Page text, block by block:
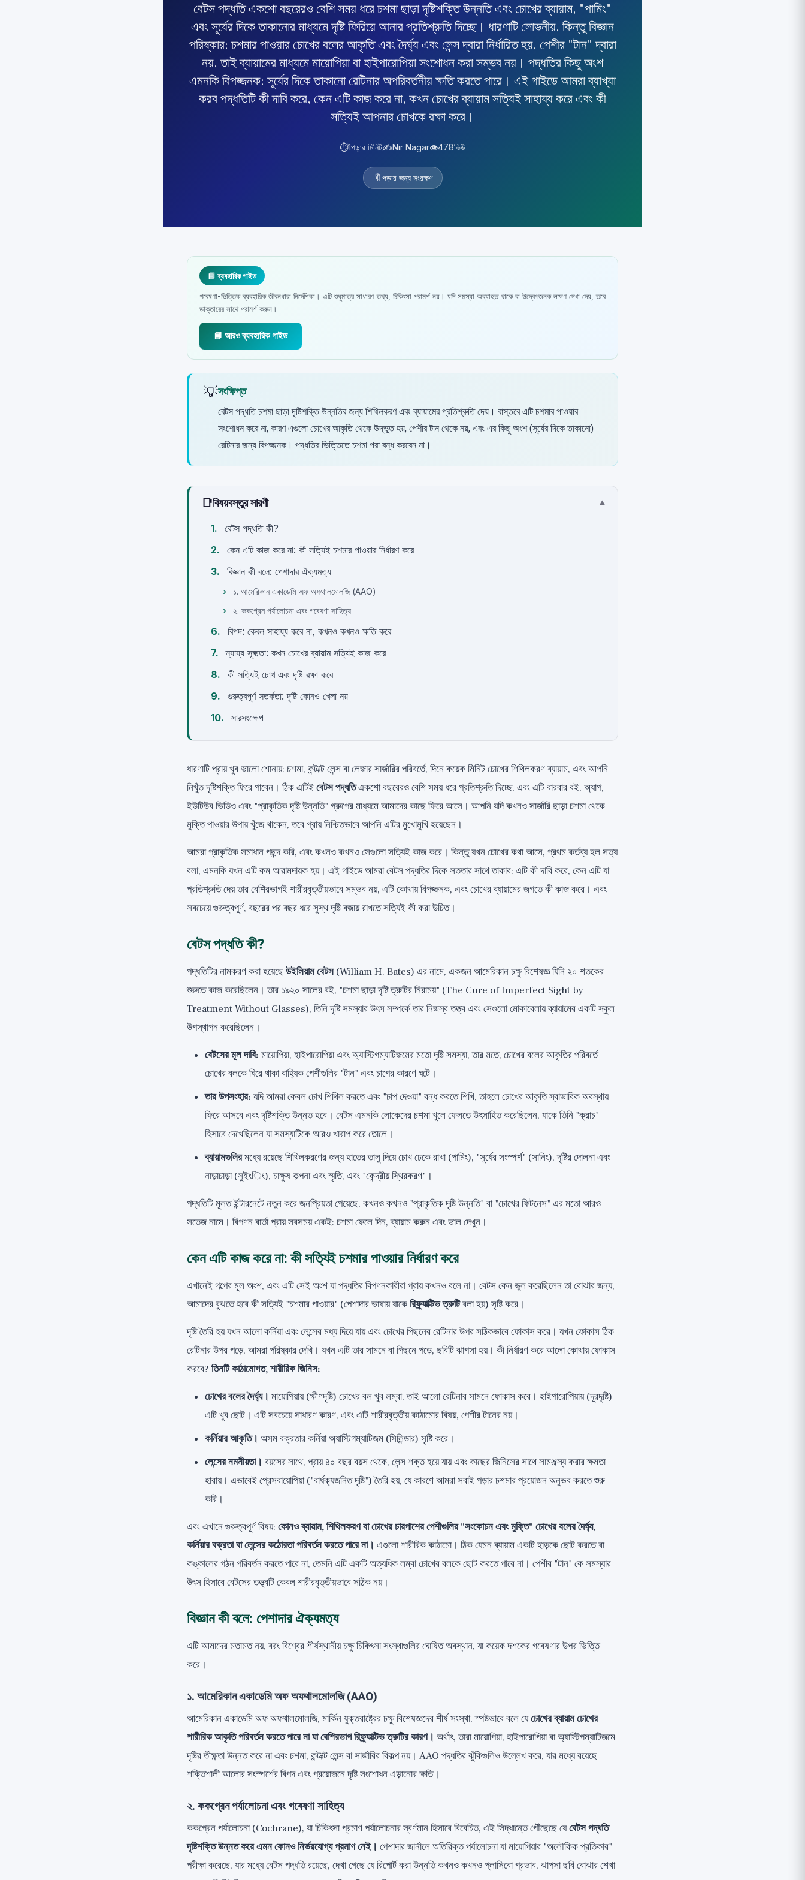
বেটস পদ্ধতি একশো বছরেরও বেশি সময় ধরে চশমা ছাড়া দৃষ্টিশক্তি উন্নতি এবং চোখের ব্যায়াম, "পামিং"
এবং সূর্যের দিকে তাকানোর মাধ্যমে দৃষ্টি ফিরিয়ে আনার প্রতিশ্রুতি দিচ্ছে। ধারণাটি লোভনীয়, কিন্তু বিজ্ঞান
পরিষ্কার: চশমার পাওয়ার চোখের বলের আকৃতি এবং দৈর্ঘ্য এবং লেন্স দ্বারা নির্ধারিত হয়, পেশীর "টান" দ্বারা
নয়, তাই ব্যায়ামের মাধ্যমে মায়োপিয়া বা হাইপারোপিয়া সংশোধন করা সম্ভব নয়। পদ্ধতির কিছু অংশ
এমনকি বিপজ্জনক: সূর্যের দিকে তাকানো রেটিনার অপরিবর্তনীয় ক্ষতি করতে পারে। এই গাইডে আমরা ব্যাখ্যা
করব পদ্ধতিটি কী দাবি করে, কেন এটি কাজ করে না, কখন চোখের ব্যায়াম সত্যিই সাহায্য করে এবং কী
সত্যিই আপনার চোখকে রক্ষা করে।
⏱️1পড়ার মিনিট✍️Nir Nagar👁️478ভিউ
🔖পড়ার জন্য সংরক্ষণ
📘 ব্যবহারিক গাইড
গবেষণা-ভিত্তিক ব্যবহারিক জীবনধারা নির্দেশিকা। এটি শুধুমাত্র সাধারণ তথ্য, চিকিৎসা পরামর্শ নয়। যদি সমস্যা অব্যাহত থাকে বা উদ্বেগজনক লক্ষণ দেখা দেয়, তবে
ডাক্তারের সাথে পরামর্শ করুন।
📘 আরও ব্যবহারিক গাইড
💡সংক্ষিপ্ত
বেটস পদ্ধতি চশমা ছাড়া দৃষ্টিশক্তি উন্নতির জন্য শিথিলকরণ এবং ব্যায়ামের প্রতিশ্রুতি দেয়। বাস্তবে এটি চশমার পাওয়ার
সংশোধন করে না, কারণ এগুলো চোখের আকৃতি থেকে উদ্ভূত হয়, পেশীর টান থেকে নয়, এবং এর কিছু অংশ (সূর্যের দিকে তাকানো)
রেটিনার জন্য বিপজ্জনক। পদ্ধতির ভিত্তিতে চশমা পরা বন্ধ করবেন না।
📑বিষয়বস্তুর সারণী ▾
বেটস পদ্ধতি কী?
কেন এটি কাজ করে না: কী সত্যিই চশমার পাওয়ার নির্ধারণ করে
বিজ্ঞান কী বলে: পেশাদার ঐক্যমত্য
১. আমেরিকান একাডেমি অফ অফথালমোলজি (AAO)
২. ককগ্রেন পর্যালোচনা এবং গবেষণা সাহিত্য
বিপদ: কেবল সাহায্য করে না, কখনও কখনও ক্ষতি করে
ন্যায্য সূক্ষ্মতা: কখন চোখের ব্যায়াম সত্যিই কাজ করে
কী সত্যিই চোখ এবং দৃষ্টি রক্ষা করে
গুরুত্বপূর্ণ সতর্কতা: দৃষ্টি কোনও খেলা নয়
সারসংক্ষেপ
ধারণাটি প্রায় খুব ভালো শোনায়: চশমা, কন্টাক্ট লেন্স বা লেজার সার্জারির পরিবর্তে, দিনে কয়েক মিনিট চোখের শিথিলকরণ ব্যায়াম, এবং আপনি
নিখুঁত দৃষ্টিশক্তি ফিরে পাবেন। ঠিক এটিইবেটস পদ্ধতিএকশো বছরেরও বেশি সময় ধরে প্রতিশ্রুতি দিচ্ছে, এবং এটি বারবার বই, অ্যাপ,
ইউটিউব ভিডিও এবং "প্রাকৃতিক দৃষ্টি উন্নতি" গ্রুপের মাধ্যমে আমাদের কাছে ফিরে আসে। আপনি যদি কখনও সার্জারি ছাড়া চশমা থেকে
মুক্তি পাওয়ার উপায় খুঁজে থাকেন, তবে প্রায় নিশ্চিতভাবে আপনি এটির মুখোমুখি হয়েছেন।
আমরা প্রাকৃতিক সমাধান পছন্দ করি, এবং কখনও কখনও সেগুলো সত্যিই কাজ করে। কিন্তু যখন চোখের কথা আসে, প্রথম কর্তব্য হল সত্য
বলা, এমনকি যখন এটি কম আরামদায়ক হয়। এই গাইডে আমরা বেটস পদ্ধতির দিকে সততার সাথে তাকাব: এটি কী দাবি করে, কেন এটি যা
প্রতিশ্রুতি দেয় তার বেশিরভাগই শারীরবৃত্তীয়ভাবে সম্ভব নয়, এটি কোথায় বিপজ্জনক, এবং চোখের ব্যায়ামের জগতে কী কাজ করে। এবং
সবচেয়ে গুরুত্বপূর্ণ, বছরের পর বছর ধরে সুস্থ দৃষ্টি বজায় রাখতে সত্যিই কী করা উচিত।
বেটস পদ্ধতি কী?
পদ্ধতিটির নামকরণ করা হয়েছেউইলিয়াম বেটস(William H. Bates) এর নামে, একজন আমেরিকান চক্ষু বিশেষজ্ঞ যিনি ২০ শতকের
শুরুতে কাজ করেছিলেন। তার ১৯২০ সালের বই, "চশমা ছাড়া দৃষ্টি ত্রুটির নিরাময়" (The Cure of Imperfect Sight by
Treatment Without Glasses), তিনি দৃষ্টি সমস্যার উৎস সম্পর্কে তার নিজস্ব তত্ত্ব এবং সেগুলো মোকাবেলায় ব্যায়ামের একটি স্কুল
উপস্থাপন করেছিলেন।
বেটসের মূল দাবি: মায়োপিয়া, হাইপারোপিয়া এবং অ্যাস্টিগম্যাটিজমের মতো দৃষ্টি সমস্যা, তার মতে, চোখের বলের আকৃতির পরিবর্তে
চোখের বলকে ঘিরে থাকা বাহ্যিক পেশীগুলির "টান" এবং চাপের কারণে ঘটে।
তার উপসংহার: যদি আমরা কেবল চোখ শিথিল করতে এবং "চাপ দেওয়া" বন্ধ করতে শিখি, তাহলে চোখের আকৃতি স্বাভাবিক অবস্থায়
ফিরে আসবে এবং দৃষ্টিশক্তি উন্নত হবে। বেটস এমনকি লোকেদের চশমা খুলে ফেলতে উৎসাহিত করেছিলেন, যাকে তিনি "ক্রাচ"
হিসাবে দেখেছিলেন যা সমস্যাটিকে আরও খারাপ করে তোলে।
ব্যায়ামগুলিরমধ্যে রয়েছে শিথিলকরণের জন্য হাতের তালু দিয়ে চোখ ঢেকে রাখা (পামিং), "সূর্যের সংস্পর্শ" (সানিং), দৃষ্টির দোলনা এবং
নাড়াচাড়া (সুইংিং), চাক্ষুষ কল্পনা এবং স্মৃতি, এবং "কেন্দ্রীয় স্থিরকরণ"।
পদ্ধতিটি মূলত ইন্টারনেটে নতুন করে জনপ্রিয়তা পেয়েছে, কখনও কখনও "প্রাকৃতিক দৃষ্টি উন্নতি" বা "চোখের ফিটনেস" এর মতো আরও
সতেজ নামে। বিপণন বার্তা প্রায় সবসময় একই: চশমা ফেলে দিন, ব্যায়াম করুন এবং ভাল দেখুন।
কেন এটি কাজ করে না: কী সত্যিই চশমার পাওয়ার নির্ধারণ করে
এখানেই গল্পের মূল অংশ, এবং এটি সেই অংশ যা পদ্ধতির বিপণনকারীরা প্রায় কখনও বলে না। বেটস কেন ভুল করেছিলেন তা বোঝার জন্য,
আমাদের বুঝতে হবে কী সত্যিই "চশমার পাওয়ার" (পেশাদার ভাষায় যাকেরিফ্র্যাক্টিভ ত্রুটিবলা হয়) সৃষ্টি করে।
দৃষ্টি তৈরি হয় যখন আলো কর্নিয়া এবং লেন্সের মধ্য দিয়ে যায় এবং চোখের পিছনের রেটিনার উপর সঠিকভাবে ফোকাস করে। যখন ফোকাস ঠিক
রেটিনার উপর পড়ে, আমরা পরিষ্কার দেখি। যখন এটি তার সামনে বা পিছনে পড়ে, ছবিটি ঝাপসা হয়। কী নির্ধারণ করে আলো কোথায় ফোকাস
করবে? তিনটি কাঠামোগত, শারীরিক জিনিস:
চোখের বলের দৈর্ঘ্য। মায়োপিয়ায় (ক্ষীণদৃষ্টি) চোখের বল খুব লম্বা, তাই আলো রেটিনার সামনে ফোকাস করে। হাইপারোপিয়ায় (দূরদৃষ্টি)
এটি খুব ছোট। এটি সবচেয়ে সাধারণ কারণ, এবং এটি শারীরবৃত্তীয় কাঠামোর বিষয়, পেশীর টানের নয়।
কর্নিয়ার আকৃতি। অসম বক্রতার কর্নিয়া অ্যাস্টিগম্যাটিজম (সিলিন্ডার) সৃষ্টি করে।
লেন্সের নমনীয়তা। বয়সের সাথে, প্রায় ৪০ বছর বয়স থেকে, লেন্স শক্ত হয়ে যায় এবং কাছের জিনিসের সাথে সামঞ্জস্য করার ক্ষমতা
হারায়। এভাবেই প্রেসবায়োপিয়া ("বার্ধক্যজনিত দৃষ্টি") তৈরি হয়, যে কারণে আমরা সবাই পড়ার চশমার প্রয়োজন অনুভব করতে শুরু
করি।
এবং এখানে গুরুত্বপূর্ণ বিষয়: কোনও ব্যায়াম, শিথিলকরণ বা চোখের চারপাশের পেশীগুলির "সংকোচন এবং মুক্তি" চোখের বলের দৈর্ঘ্য,
কর্নিয়ার বক্রতা বা লেন্সের কঠোরতা পরিবর্তন করতে পারে না। এগুলো শারীরিক কাঠামো। ঠিক যেমন ব্যায়াম একটি হাড়কে ছোট করতে বা
কঙ্কালের গঠন পরিবর্তন করতে পারে না, তেমনি এটি একটি অত্যধিক লম্বা চোখের বলকে ছোট করতে পারে না। পেশীর "টান" কে সমস্যার
উৎস হিসাবে বেটসের তত্ত্বটি কেবল শারীরবৃত্তীয়ভাবে সঠিক নয়।
বিজ্ঞান কী বলে: পেশাদার ঐক্যমত্য
এটি আমাদের মতামত নয়, বরং বিশ্বের শীর্ষস্থানীয় চক্ষু চিকিৎসা সংস্থাগুলির ঘোষিত অবস্থান, যা কয়েক দশকের গবেষণার উপর ভিত্তি
করে।
১. আমেরিকান একাডেমি অফ অফথালমোলজি (AAO)
আমেরিকান একাডেমি অফ অফথালমোলজি, মার্কিন যুক্তরাষ্ট্রের চক্ষু বিশেষজ্ঞদের শীর্ষ সংস্থা, স্পষ্টভাবে বলে যেচোখের ব্যায়াম চোখের
শারীরিক আকৃতি পরিবর্তন করতে পারে না যা বেশিরভাগ রিফ্র্যাক্টিভ ত্রুটির কারণ। অর্থাৎ, তারা মায়োপিয়া, হাইপারোপিয়া বা অ্যাস্টিগম্যাটিজমে
দৃষ্টির তীক্ষ্ণতা উন্নত করে না এবং চশমা, কন্টাক্ট লেন্স বা সার্জারির বিকল্প নয়। AAO পদ্ধতির ঝুঁকিগুলিও উল্লেখ করে, যার মধ্যে রয়েছে
শক্তিশালী আলোর সংস্পর্শের বিপদ এবং প্রয়োজনে দৃষ্টি সংশোধন এড়ানোর ক্ষতি।
২. ককগ্রেন পর্যালোচনা এবং গবেষণা সাহিত্য
ককগ্রেন পর্যালোচনা (Cochrane), যা চিকিৎসা প্রমাণ পর্যালোচনার স্বর্ণমান হিসাবে বিবেচিত, এই সিদ্ধান্তে পৌঁছেছে যেবেটস পদ্ধতি
দৃষ্টিশক্তি উন্নত করে এমন কোনও নির্ভরযোগ্য প্রমাণ নেই। পেশাদার জার্নালে অতিরিক্ত পর্যালোচনা যা মায়োপিয়ার "অলৌকিক প্রতিকার"
পরীক্ষা করেছে, যার মধ্যে বেটস পদ্ধতি রয়েছে, দেখা গেছে যে রিপোর্ট করা উন্নতি কখনও কখনও প্লাসিবো প্রভাব, ঝাপসা ছবি বোঝার শেখা